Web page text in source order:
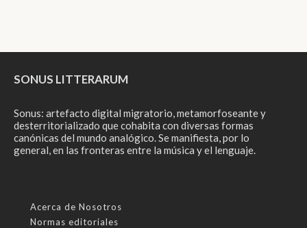
SONUS LITTERARUM
Sonus: artefacto digital migratorio, metamorfoseante y
desterritorializado que cohabita con diversas formas
canónicas del mundo analógico. Se manifiesta, por lo
general, en las fronteras entre la música y el lenguaje.
Acerca de Nosotros
Normas editoriales